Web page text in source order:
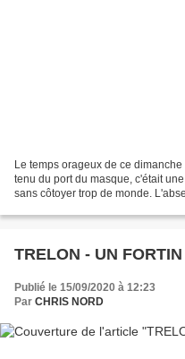
Le temps orageux de ce
tenu du port du masque, c'était
sans côtoyer trop de monde.
TRELON - UN
Publié le 15/09/2020 à 12:23
Par CHRIS NORD